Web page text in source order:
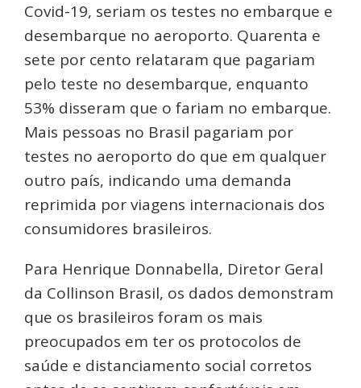
Covid-19, seriam os testes no embarque e
desembarque no aeroporto. Quarenta e
sete por cento relataram que pagariam
pelo teste no desembarque, enquanto
53% disseram que o fariam no embarque.
Mais pessoas no Brasil pagariam por
testes no aeroporto do que em qualquer
outro país, indicando uma demanda
reprimida por viagens internacionais dos
consumidores brasileiros.
Para Henrique Donnabella, Diretor Geral
da Collinson Brasil, os dados demonstram
que os brasileiros foram os mais
preocupados em ter os protocolos de
saúde e distanciamento social corretos